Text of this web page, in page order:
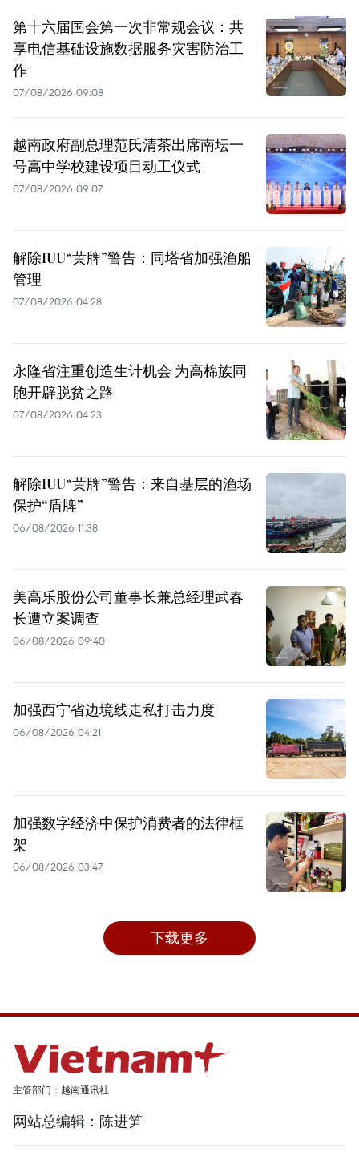
第十六届国会第一次非常规会议：共
享电信基础设施数据服务灾害防治工
作
07/08/2026 09:08
越南政府副总理范氏清茶出席南坛一
号高中学校建设项目动工仪式
07/08/2026 09:07
解除IUU“黄牌”警告：同塔省加强渔船
管理
07/08/2026 04:28
永隆省注重创造生计机会 为高棉族同
胞开辟脱贫之路
07/08/2026 04:23
解除IUU“黄牌”警告：来自基层的渔场
保护“盾牌”
06/08/2026 11:38
美高乐股份公司董事长兼总经理武春
长遭立案调查
06/08/2026 09:40
加强西宁省边境线走私打击力度
06/08/2026 04:21
加强数字经济中保护消费者的法律框
架
06/08/2026 03:47
下载更多
主管部门：越南通讯社
网站总编辑：陈进笋